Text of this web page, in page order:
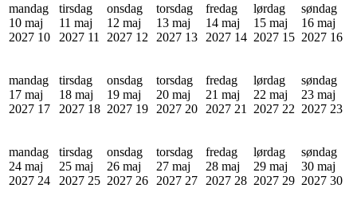
mandag
10 maj
2027 10
tirsdag
11 maj
2027 11
onsdag
12 maj
2027 12
torsdag
13 maj
2027 13
fredag
14 maj
2027 14
lørdag
15 maj
2027 15
søndag
16 maj
2027 16
mandag
17 maj
2027 17
tirsdag
18 maj
2027 18
onsdag
19 maj
2027 19
torsdag
20 maj
2027 20
fredag
21 maj
2027 21
lørdag
22 maj
2027 22
søndag
23 maj
2027 23
mandag
24 maj
2027 24
tirsdag
25 maj
2027 25
onsdag
26 maj
2027 26
torsdag
27 maj
2027 27
fredag
28 maj
2027 28
lørdag
29 maj
2027 29
søndag
30 maj
2027 30